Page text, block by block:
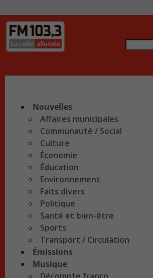
Nouvelles
Affaires municipales
Communauté / Social
Culture
Économie
Éducation
Environnement
Faits divers
Politique
Santé et bien-être
Sports
Transport / Circulation
Émissions
Musique